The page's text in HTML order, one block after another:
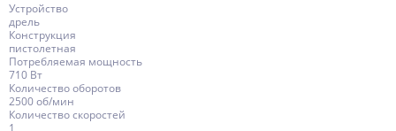
Устройство
дрель
Конструкция
пистолетная
Потребляемая мощность
710 Вт
Количество оборотов
2500 об/мин
Количество скоростей
1